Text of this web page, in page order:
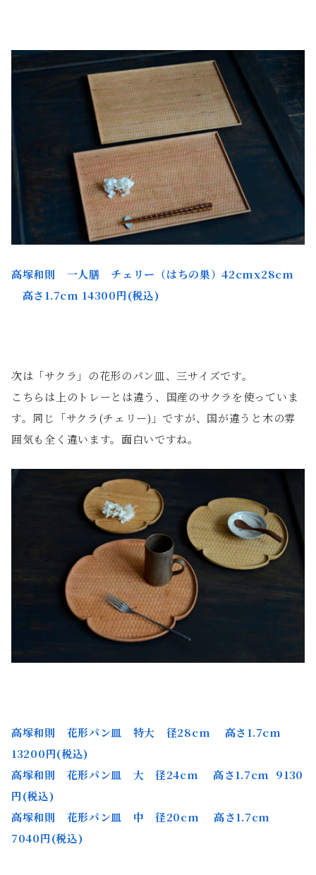
高塚和則 一人膳 チェリー（はちの巣）42cmx28cm
高さ1.7cm 14300円(税込)
次は「サクラ」の花形のパン皿、三サイズです。
こちらは上のトレーとは違う、国産のサクラを使っていま
す。同じ「サクラ(チェリー)」ですが、国が違うと木の雰
囲気も全く違います。面白いですね。
高塚和則 花形パン皿 特大 径28cm 高さ1.7cm
13200円(税込)
高塚和則 花形パン皿 大 径24cm 高さ1.7cm 9130
円(税込)
高塚和則 花形パン皿 中 径20cm 高さ1.7cm
7040円(税込)